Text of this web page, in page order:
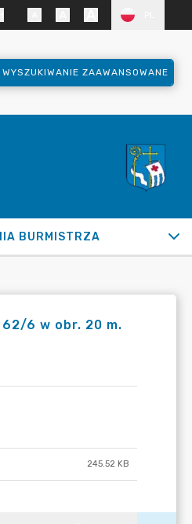
WYSZUKIWANIE ZAAWANSOWANE
BURMISTRZA
6 w obr. 20 m.
245.52 KB